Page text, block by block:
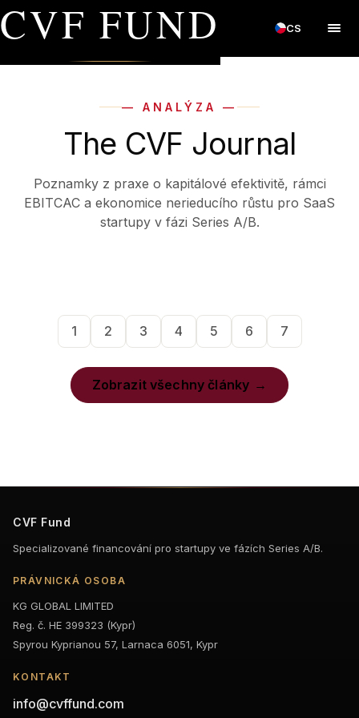
CVF FUND CS
— ANALÝZA —
The CVF Journal
Poznamky z praxe o kapitálové efektivitě, rámci
EBITCAC a ekonomice nerieducího růstu pro SaaS
startupy v fázi Series A/B.
1 2 3 4 5 6 7
Zobrazit všechny články
CVF Fund
Specializované financování pro startupy ve fázích Series A/B.
PRÁVNICKÁ OSOBA
KG GLOBAL LIMITED
Reg. č. HE 399323 (Kypr)
Spyrou Kyprianou 57, Larnaca 6051, Kypr
KONTAKT
info@cvffund.com